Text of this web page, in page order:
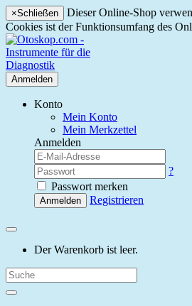
×Schließen
Dieser Online-Shop
Cookies ist der Funktionsumfang des
Anmelden
Konto
Mein Konto
Mein Merkzettel
Anmelden
?
Passwort merken
Anmelden Registrieren
Der Warenkorb ist leer.